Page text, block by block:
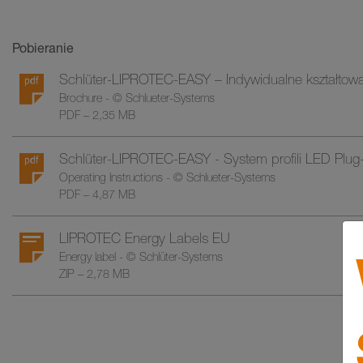
Pobieranie
Schlüter-LIPROTEC-EASY – Indywidualne
Brochure - © Schlueter-Systems
PDF – 2,35 MB
Schlüter-LIPROTEC-EASY - System profili LED
Operating Instructions - © Schlueter-Systems
PDF – 4,87 MB
LIPROTEC Energy Labels EU
Energy label - © Schlüter-Systems
ZIP – 2,78 MB